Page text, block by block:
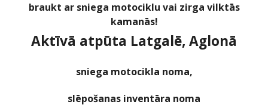
braukt ar sniega motociklu vai zirga vilktās
kamanās!
Aktīvā atpūta Latgalē, Aglonā
sniega motocikla noma,
slēpošanas inventāra noma